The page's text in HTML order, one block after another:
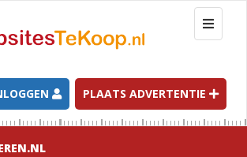
T
o
g
l
e
n
PLAATS ADVERTENTIE